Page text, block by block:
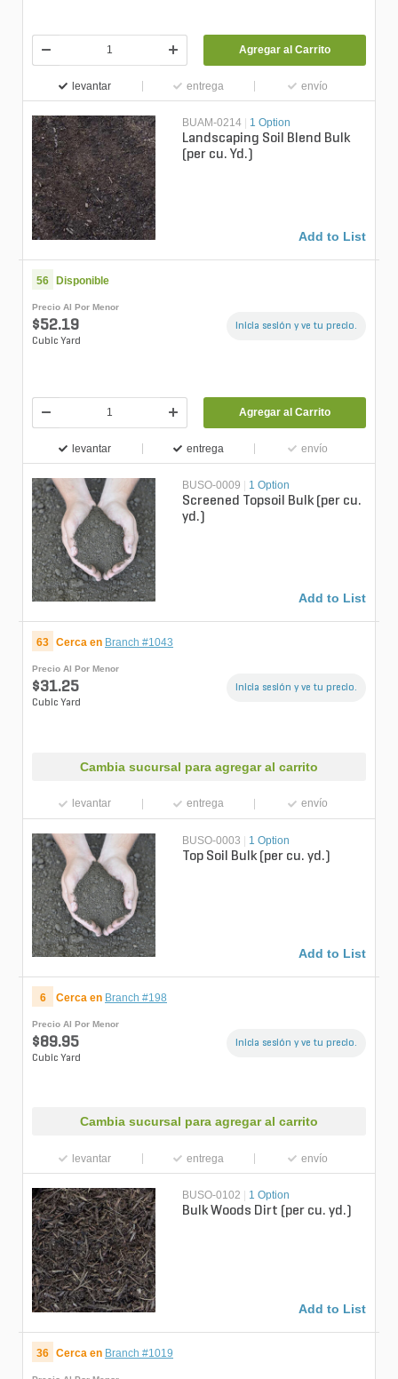
Agregar al Carrito
levantar entrega envío
BUAM-0214 1 Option
Landscaping Soil Blend Bulk
(per cu. Yd.)
Add to List
56 Disponible
Precio Al Por Menor
$52.19
Cubic Yard
Inicia sesión y ve tu precio.
Agregar al Carrito
levantar entrega envío
BUSO-0009 1 Option
Screened Topsoil Bulk (per cu.
yd.)
Add to List
63 Cerca en Branch #1043
Precio Al Por Menor
$31.25
Cubic Yard
Inicia sesión y ve tu precio.
Cambia sucursal para agregar al carrito
levantar entrega envío
BUSO-0003 | 1 Option
Top Soil Bulk (per cu. yd.)
Add to List
6 Cerca en Branch #198
Precio Al Por Menor
$89.95
Cubic Yard
Inicia sesión y ve tu precio.
Cambia sucursal para agregar al carrito
levantar entrega envío
BUSO-0102 1 Option
Bulk Woods Dirt (per cu. yd.)
Add to List
36 Cerca en Branch #1019